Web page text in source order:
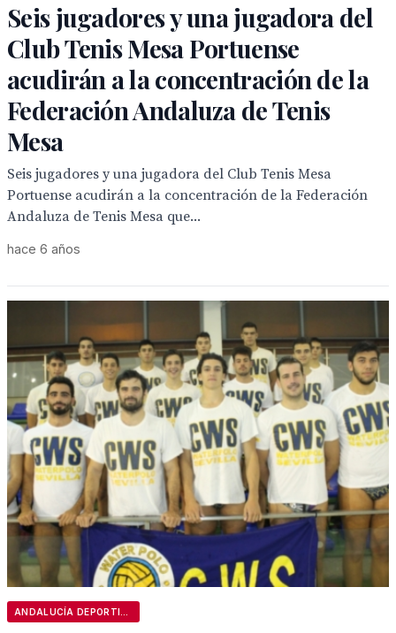
Seis jugadores y una jugadora del
Club Tenis Mesa Portuense
acudirán a la concentración de la
Federación Andaluza de Tenis
Mesa
Seis jugadores y una jugadora del Club Tenis Mesa
Portuense acudirán a la concentración de la Federación
Andaluza de Tenis Mesa que...
hace 6 años